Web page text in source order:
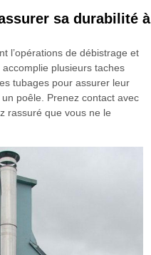
sa durabilité à
l’opérations de débistrage et
plusieurs taches
tubages pour assurer leur
poêle. Prenez contact avec
rassuré que vous ne le